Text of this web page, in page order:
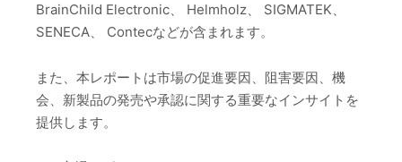
BrainChild Electronic、 Helmholz、 SIGMATEK、
SENECA、 Contecなどが含まれます。
また、本レポートは市場の促進要因、阻害要因、機
会、新製品の発売や承認に関する重要なインサイトを
提供します。